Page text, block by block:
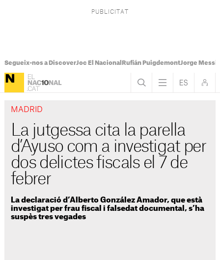
Segueix-nos a DiscoverJoc El Nacional Rufián PuigdemontJorge Messi
MADRID
La jutgessa cita la parella
d’Ayuso com a investigat per
dos delictes fiscals el 7 de
febrer
La declaració d’Alberto González Amador, que està
investigat per frau fiscal i falsedat documental, s’ha
suspès tres vegades